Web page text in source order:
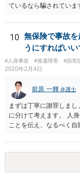
ているなら騙されてい
せんが、受診したならば
10
無保険で事故
うにすればい
#人身事故 #後遺障害 #損害
2020年2月4日
前原 一輝 弁護士
まずは丁寧に謝罪しま
に分けて考えます。 人
ことを伝え、なるべく
願いしてください。 物
があり、写真や見積書
チェックする必要があ
分かりませんが、資力